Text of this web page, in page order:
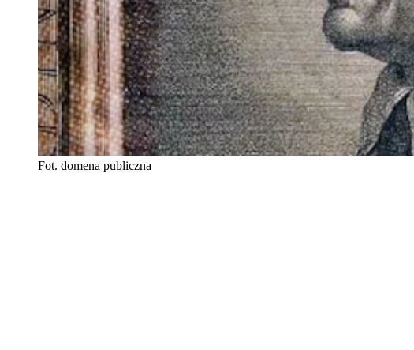
Fot. domena publiczna